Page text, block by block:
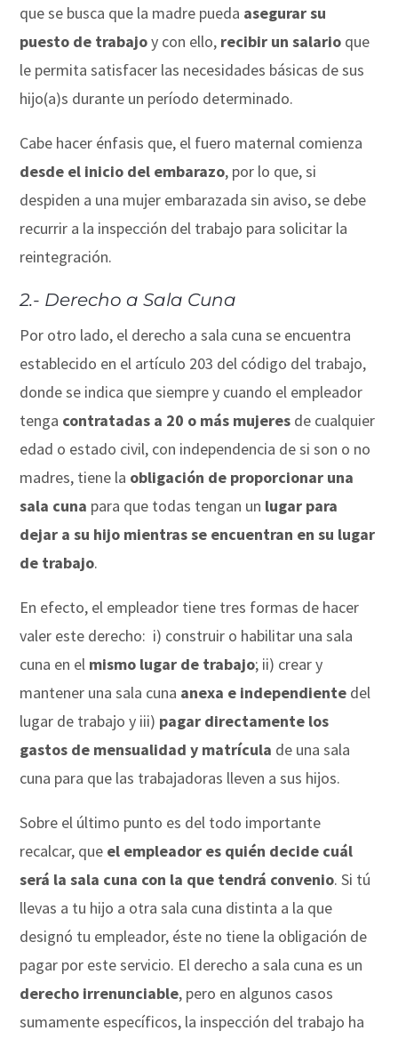
que se busca que la madre pueda asegurar su
puesto de trabajoy con ello, recibir un salario que
le permita satisfacer las necesidades básicas de sus
hijo(a)s durante un período determinado.
Cabe hacer énfasis que, el fuero maternal comienza
desde el inicio del embarazo, por lo que, si
despiden a una mujer embarazada sin aviso, se debe
recurrir a la inspección del trabajo para solicitar la
reintegración.
2.- Derecho a Sala Cuna
Por otro lado, el derecho a sala cuna se encuentra
establecido en el artículo 203 del código del trabajo,
donde se indica que siempre y cuando el empleador
tenga contratadas a 20 o más mujeres de cualquier
edad o estado civil, con independencia de si son o no
madres, tiene la obligación de proporcionar una
sala cuna para que todas tengan un lugar para
dejar a su hijo mientras se encuentran en su lugar
de trabajo.
En efecto, el empleador tiene tres formas de hacer
valer este derecho: i) construir o habilitar una sala
cuna en el mismo lugar de trabajo; ii) crear y
mantener una sala cuna anexa e independiente del
lugar de trabajo y iii) pagar directamente los
gastos de mensualidad y matrícula de una sala
cuna para que las trabajadoras lleven a sus hijos.
Sobre el último punto es del todo importante
recalcar, que el empleador es quién decide cuál
será la sala cuna con la que tendrá convenio. Si tú
llevas a tu hijo a otra sala cuna distinta a la que
designó tu empleador, éste no tiene la obligación de
pagar por este servicio. El derecho a sala cuna es un
derecho irrenunciable, pero en algunos casos
sumamente específicos, la inspección del trabajo ha